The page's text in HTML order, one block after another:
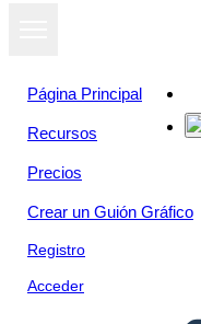
Página Principal
Recursos
Precios
Crear un Guión Gráfico
Registro
Acceder